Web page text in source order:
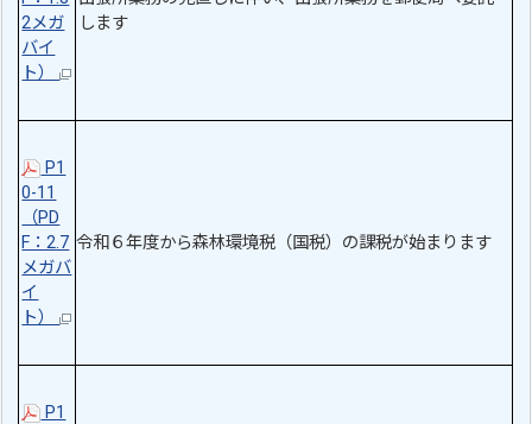
2メガ
バイ
ト）
します
P1
0-11
（PD
F：2.7
メガバ
イ
ト）
令和６年度から森林環境税（国税）の課税が始まります
P1